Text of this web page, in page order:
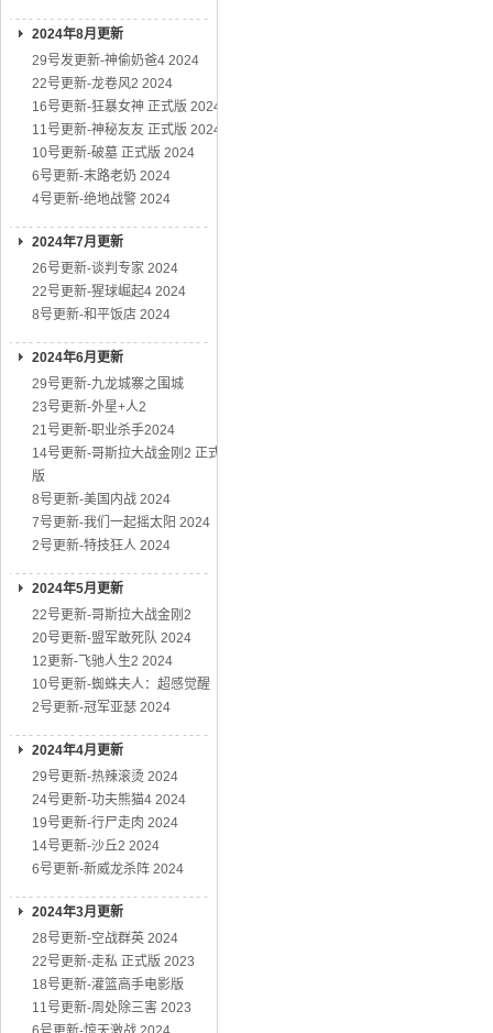
2024年8月更新
29号发更新-神偷奶爸4 2024
22号更新-龙卷风2 2024
16号更新-狂暴女神 正式版 2024
11号更新-神秘友友 正式版 2024
10号更新-破墓 正式版 2024
6号更新-末路老奶 2024
4号更新-绝地战警 2024
2024年7月更新
26号更新-谈判专家 2024
22号更新-猩球崛起4 2024
8号更新-和平饭店 2024
2024年6月更新
29号更新-九龙城寨之围城
23号更新-外星+人2
21号更新-职业杀手2024
14号更新-哥斯拉大战金刚2 正式
版
8号更新-美国内战 2024
7号更新-我们一起摇太阳 2024
2号更新-特技狂人 2024
2024年5月更新
22号更新-哥斯拉大战金刚2
20号更新-盟军敢死队 2024
12更新-飞驰人生2 2024
10号更新-蜘蛛夫人：超感觉醒
2号更新-冠军亚瑟 2024
2024年4月更新
29号更新-热辣滚烫 2024
24号更新-功夫熊猫4 2024
19号更新-行尸走肉 2024
14号更新-沙丘2 2024
6号更新-新威龙杀阵 2024
2024年3月更新
28号更新-空战群英 2024
22号更新-走私 正式版 2023
18号更新-灌篮高手电影版
11号更新-周处除三害 2023